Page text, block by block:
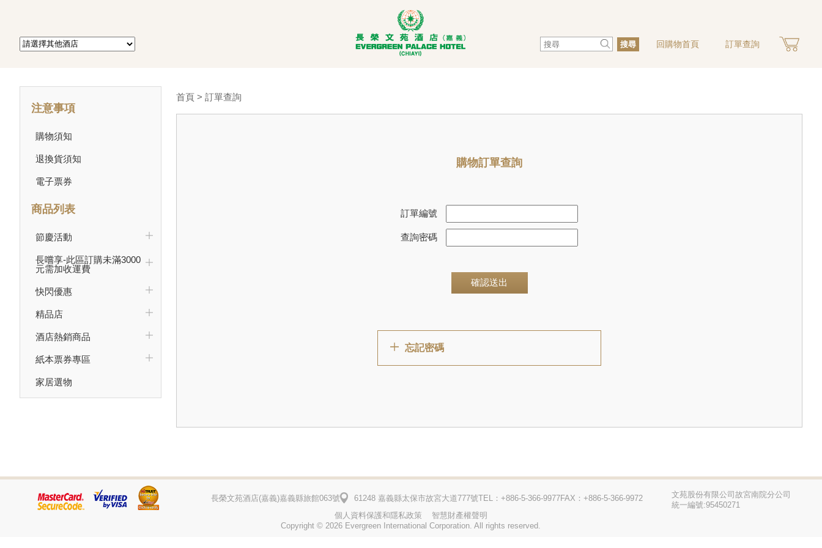
搜尋 回購物首頁 訂單查詢
注意事項
購物須知
退換貨須知
電子票券
商品列表
節慶活動
長嚐享-此區訂購未滿3000
元需加收運費
快閃優惠
精品店
酒店熱銷商品
紙本票券專區
家居選物
首頁 > 訂單查詢
購物訂單查詢
訂單編號
查詢密碼
確認送出
忘記密碼
長榮文苑酒店(嘉義)嘉義縣旅館063號 61248 嘉義縣太保市故宮大道777號TEL：+886-5-366-9977FAX：+886-5-366-9972
文苑股份有限公司故宮南院分公司
統一編號:95450271
個人資料保護和隱私政策
智慧財產權聲明
Copyright © 2026 Evergreen International Corporation. All rights reserved.